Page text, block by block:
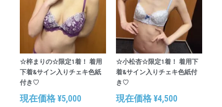
☆梓まりの☆限定1着！ 着用
下着&サイン入りチェキ色紙
付き♡
現在価格¥5,000
☆小松杏☆限定1着！ 着用下
着&サイン入りチェキ色紙付
き♡
現在価格¥4,500